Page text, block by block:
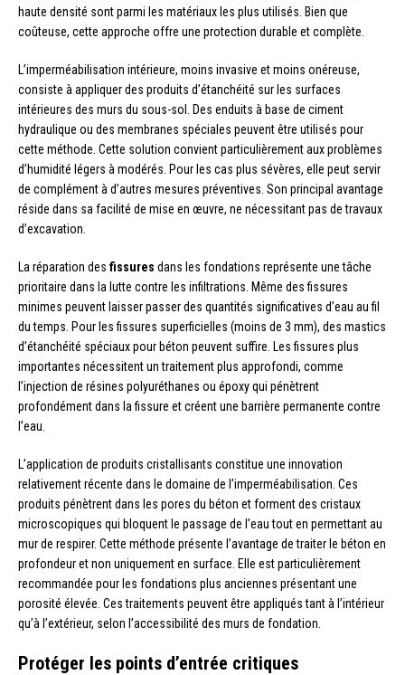
haute densité sont parmi les matériaux les plus utilisés. Bien que
coûteuse, cette approche offre une protection durable et complète.
L’imperméabilisation intérieure, moins invasive et moins onéreuse,
consiste à appliquer des produits d’étanchéité sur les surfaces
intérieures des murs du sous-sol. Des enduits à base de ciment
hydraulique ou des membranes spéciales peuvent être utilisés pour
cette méthode. Cette solution convient particulièrement aux problèmes
d’humidité légers à modérés. Pour les cas plus sévères, elle peut servir
de complément à d’autres mesures préventives. Son principal avantage
réside dans sa facilité de mise en œuvre, ne nécessitant pas de travaux
d’excavation.
La réparation des fissures dans les fondations représente une tâche
prioritaire dans la lutte contre les infiltrations. Même des fissures
minimes peuvent laisser passer des quantités significatives d’eau au fil
du temps. Pour les fissures superficielles (moins de 3 mm), des mastics
d’étanchéité spéciaux pour béton peuvent suffire. Les fissures plus
importantes nécessitent un traitement plus approfondi, comme
l’injection de résines polyuréthanes ou époxy qui pénètrent
profondément dans la fissure et créent une barrière permanente contre
l’eau.
L’application de produits cristallisants constitue une innovation
relativement récente dans le domaine de l’imperméabilisation. Ces
produits pénètrent dans les pores du béton et forment des cristaux
microscopiques qui bloquent le passage de l’eau tout en permettant au
mur de respirer. Cette méthode présente l’avantage de traiter le béton en
profondeur et non uniquement en surface. Elle est particulièrement
recommandée pour les fondations plus anciennes présentant une
porosité élevée. Ces traitements peuvent être appliqués tant à l’intérieur
qu’à l’extérieur, selon l’accessibilité des murs de fondation.
Protéger les points d’entrée critiques